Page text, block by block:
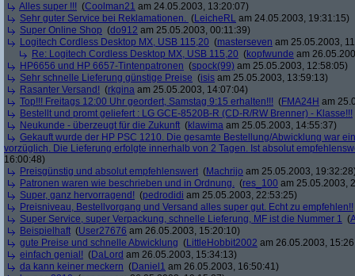
Alles super !!! (Coolman21 am 24.05.2003, 13:20:07)
Sehr guter Service bei Reklamationen. (LeicheRL am 24.05.2003, 19:31:15)
Super Online Shop (do912 am 25.05.2003, 00:11:39)
Logitech Cordless Desktop MX, USB 115,20 (masterseven am 25.05.2003,
Re: Logitech Cordless Desktop MX, USB 115,20 (kopfwunde am
HP6656 und HP 6657-Tintenpatronen (spock(99) am 25.05.2003, 12:58:05)
Sehr schnelle Lieferung günstige Preise (isis am 25.05.2003, 13:59:13)
Rasanter Versand! (rkgina am 25.05.2003, 14:07:04)
Top!!! Freitags 12:00 Uhr geordert, Samstag 9:15 erhalten!!! (FMA24H am
Bestellt und promt geliefert : LG GCE-8520B-R (CD-R/RW Brenner) - Klasse!!!
Neukunde - überzeugt für die Zukunft (klawima am 25.05.2003, 14:55:37)
Gekauft wurde der HP PSC 1210. Die gesamte Bestellung/Abwicklung war
vorzüglich. Die Lieferung erfolgte innerhalb von 2 Tagen. Ist absolut
16:00:48)
Preisgünstig und absolut empfehlenswert (Machrijo am 25.05.2003,
Patronen waren wie beschrieben und in Ordnung. (res_100 am 25.05.2003,
Super, ganz hervorragend! (pedrodidi am 25.05.2003, 22:53:25)
Preisniveau, Bestellvorgang und Versand alles super gut. Echt zu empfehlen!!
Super Service, super Verpackung, schnelle Lieferung, MF ist die Nummer 1 (
Beispielhaft (User27676 am 26.05.2003, 15:20:10)
gute Preise und schnelle Abwicklung (LittleHobbit2002 am 26.05.2003,
einfach genial! (DaLord am 26.05.2003, 15:34:13)
da kann keiner meckern (Daniel1 am 26.05.2003, 16:50:41)